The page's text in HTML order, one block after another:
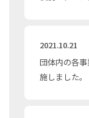
2021.10.21
団体内の各
施しました。